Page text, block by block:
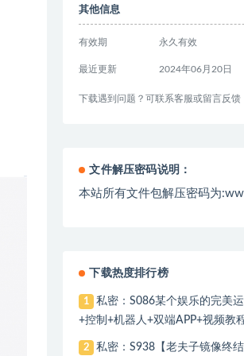
其他信息
有效期 永久有效
最近更新 2024年06月20日
下载遇到问题？可联系客服或留言反馈
文件解压密码说明：
本站所有文件包解压密码为
下载热度排行榜
1
私密：S086某个娱乐的完美
+控制+机器人+双端APP+视频教
2 私密：S938【老夫子镜像终